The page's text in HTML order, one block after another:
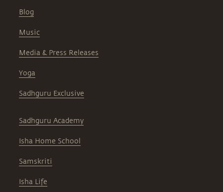
Blog
Music
Media & Press Releases
Yoga
Sadhguru Exclusive
Sadhguru Academy
Isha Home School
Samskriti
Isha Life